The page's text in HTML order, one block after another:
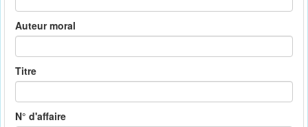
Auteur moral
Titre
N° d'affaire